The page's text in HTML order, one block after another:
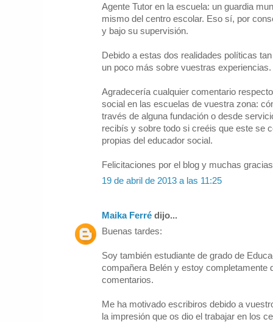
Agente Tutor en la escuela: un guardia
mismo del centro escolar. Eso sí, por
y bajo su supervisión.
Debido a estas dos realidades políticas
un poco más sobre vuestras experiencias.
Agradecería cualquier comentario
social en las escuelas de vuestra zona:
través de alguna fundación o desde
recibís y sobre todo si creéis que este se
propias del educador social.
Felicitaciones por el blog y muchas
19 de abril de 2013 a las 11:25
Maika Ferré dijo...
Buenas tardes:
Soy también estudiante de grado de
compañera Belén y estoy completamente
comentarios.
Me ha motivado escribiros debido a
la impresión que os dio el trabajar en los